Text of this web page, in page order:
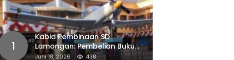
1
Kabid Pembinaan SD
Lamongan: Pembelian Buku
Pendamping Tidak Boleh
Juni 18, 2026 438